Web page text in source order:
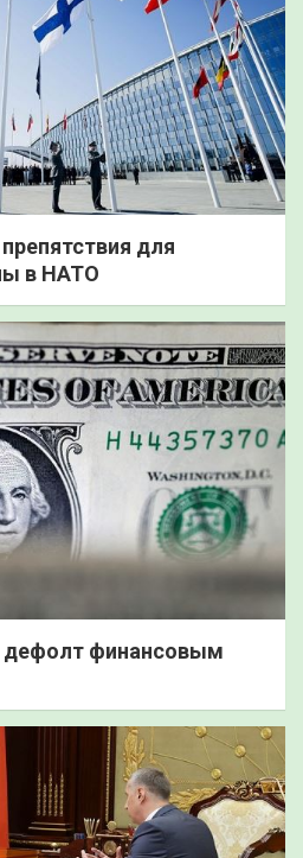
для
в НАТО
дефолт финансовым